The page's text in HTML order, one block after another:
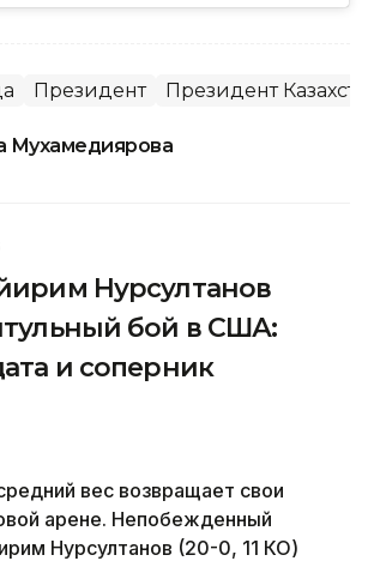
Президент Президент
Мухамедиярова
Нурсултанов
бой в США:
и соперник
вес возвращает свои
арене. Непобежденный
Нурсултанов (20-0, 11 КО)